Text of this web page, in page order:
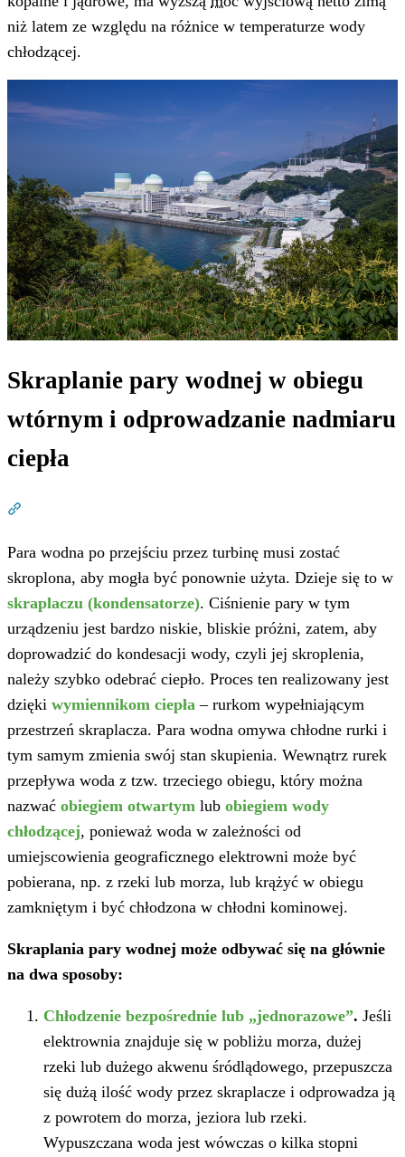
niż latem ze względu na różnice w temperaturze wody
chłodzącej.
Skraplanie pary wodnej w obiegu
wtórnym i odprowadzanie nadmiaru
ciepła
Para wodna po przejściu przez turbinę musi zostać
skroplona, aby mogła być ponownie użyta. Dzieje się to w
skraplaczu (kondensatorze). Ciśnienie pary w tym
urządzeniu jest bardzo niskie, bliskie próżni, zatem, aby
doprowadzić do kondesacji wody, czyli jej skroplenia,
należy szybko odebrać ciepło. Proces ten realizowany jest
dzięki wymiennikom ciepła – rurkom wypełniającym
przestrzeń skraplacza. Para wodna omywa chłodne rurki i
tym samym zmienia swój stan skupienia. Wewnątrz rurek
przepływa woda z tzw. trzeciego obiegu, który można
nazwać obiegiem otwartym lub obiegiem wody
chłodzącej, ponieważ woda w zależności od
umiejscowienia geograficznego elektrowni może być
pobierana, np. z rzeki lub morza, lub krążyć w obiegu
zamkniętym i być chłodzona w chłodni kominowej.
Skraplania pary wodnej może odbywać się na głównie
na dwa sposoby:
Chłodzenie bezpośrednie lub „jednorazowe”. Jeśli
elektrownia znajduje się w pobliżu morza, dużej
rzeki lub dużego akwenu śródlądowego, przepuszcza
się dużą ilość wody przez skraplacze i odprowadza ją
z powrotem do morza, jeziora lub rzeki.
Wypuszczana woda jest wówczas o kilka stopni